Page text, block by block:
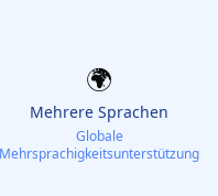
🌍
Mehrere Sprachen
Globale
Mehrsprachigkeitsunterstützung